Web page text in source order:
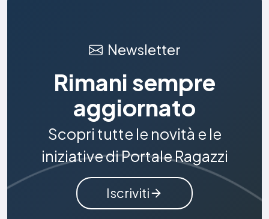
Newsletter
Rimani sempre
aggiornato
Scopri tutte le novità e le
iniziative di Portale Ragazzi
Iscriviti